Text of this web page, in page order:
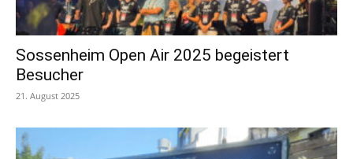
Sossenheim Open Air 2025 begeistert
Besucher
21. August 2025